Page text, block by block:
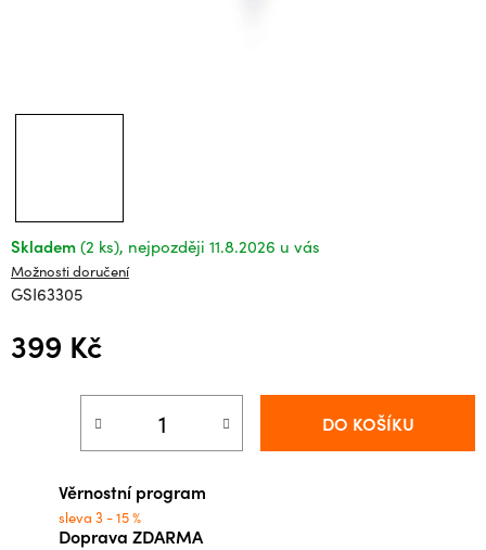
Skladem (2 ks) 11.8.2026
Možnosti doručení
GSI63305
399 Kč
DO KOŠÍKU
Věrnostní program
sleva 3 - 15 %
Doprava ZDARMA